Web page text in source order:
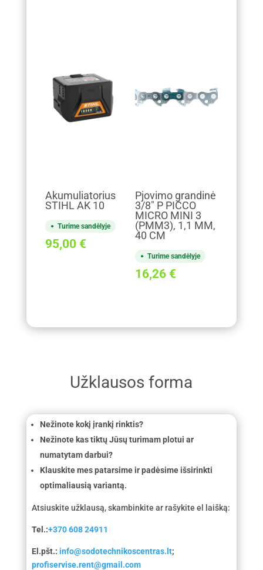
Akumuliatorius
STIHL AK 10
Turime sandėlyje
95,00 €
Pjovimo grandinė
3/8" P PICCO
MICRO MINI 3
(PMM3), 1,1 MM,
40 CM
Turime sandėlyje
16,26 €
Užklausos forma
Nežinote kokį įrankį rinktis?
Nežinote kas tiktų Jūsų turimam plotui ar
numatytam darbui?
Klauskite mes patarsime ir padėsime išsirinkti
optimaliausią variantą.
Atsiuskite užklausą, skambinkite ar rašykite el laišką:
Tel.:+370 608 24911
El.pšt.: info@sodotechnikoscentras.lt;
profiservise.rent@gmail.com